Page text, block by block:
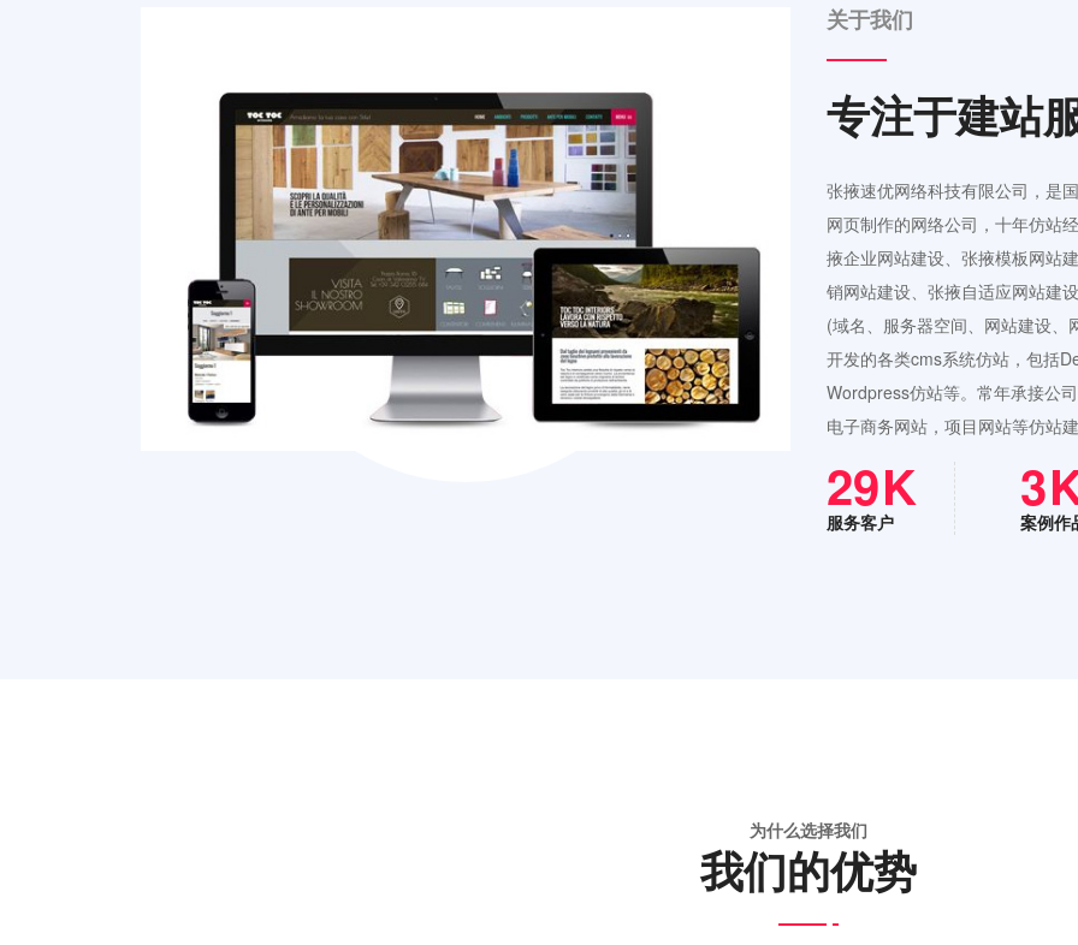
关于我们
专注于建站
张掖速优网络科技有限公司，是
网页制作的网络公司，十年仿站
掖企业网站建设、张掖模板网站
销网站建设、张掖自适应网站建
(域名、服务器空间、网站建设
开发的各类cms系统仿站，包括
Wordpress仿站等。常年承接公
电子商务网站，项目网站等仿站
42
服务客户
4
案例作
为什么选择我们
我们的优势